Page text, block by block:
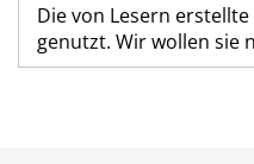
Die von Lesern
genutzt. Wir wollen sie